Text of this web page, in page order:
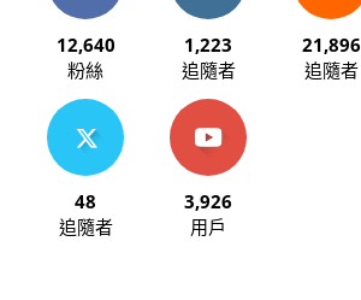
12,640
粉絲
1,223
追隨者
21,896
追隨者
48
追隨者
3,926
用戶